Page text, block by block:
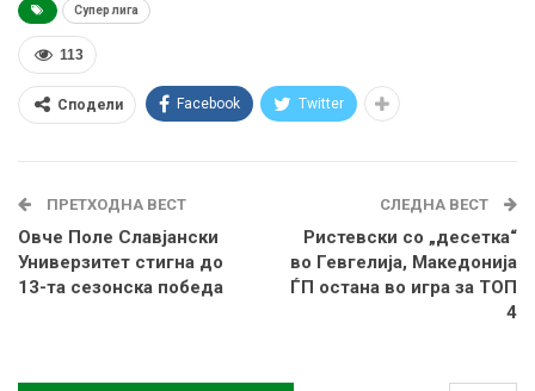
Супер лига
113
Сподели Facebook Twitter
ПРЕТХОДНА ВЕСТ
Овче Поле Славјански
Универзитет стигна до
13-та сезонска победа
СЛЕДНА ВЕСТ
Ристевски со „десетка“
во Гевгелија, Македонија
ЃП остана во игра за ТОП
4